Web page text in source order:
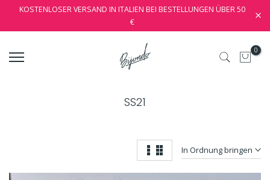
KOSTENLOSER VERSAND IN ITALIEN BEI BESTELLUNGEN ÜBER 50
€
0
SS21
In Ordnung bringen